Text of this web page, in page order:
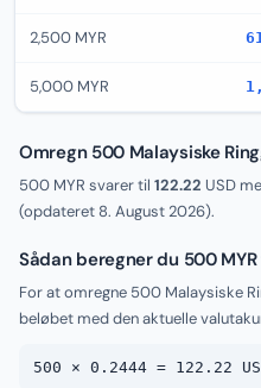
2,500 MYR
5,000 MYR
Omregn 500 Malaysiske
500 MYR svarer til 122.22 USD
(opdateret 8. August 2026).
Sådan beregner du 500 MYR
For at omregne 500 Malaysiske
beløbet med den aktuelle
500 × 0.2444 = 122.22